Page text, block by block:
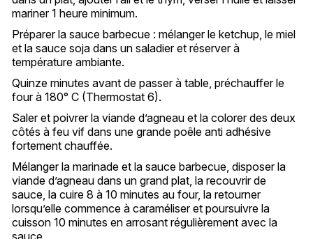
mariner 1 heure minimum.
Préparer la sauce barbecue : mélanger le ketchup, le miel
et la sauce soja dans un saladier et réserver à
température ambiante.
Quinze minutes avant de passer à table, préchauffer le
four à 180° C (Thermostat 6).
Saler et poivrer la viande d’agneau et la colorer des deux
côtés à feu vif dans une grande poêle anti adhésive
fortement chauffée.
Mélanger la marinade et la sauce barbecue, disposer la
viande d’agneau dans un grand plat, la recouvrir de
sauce, la cuire 8 à 10 minutes au four, la retourner
lorsqu’elle commence à caraméliser et poursuivre la
cuisson 10 minutes en arrosant régulièrement avec la
sauce.